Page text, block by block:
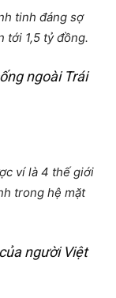
tinh đáng sợ
tới 1,5 tỷ đồng.
ngoài Trái
ví là 4 thế giới
trong hệ mặt
người Việt